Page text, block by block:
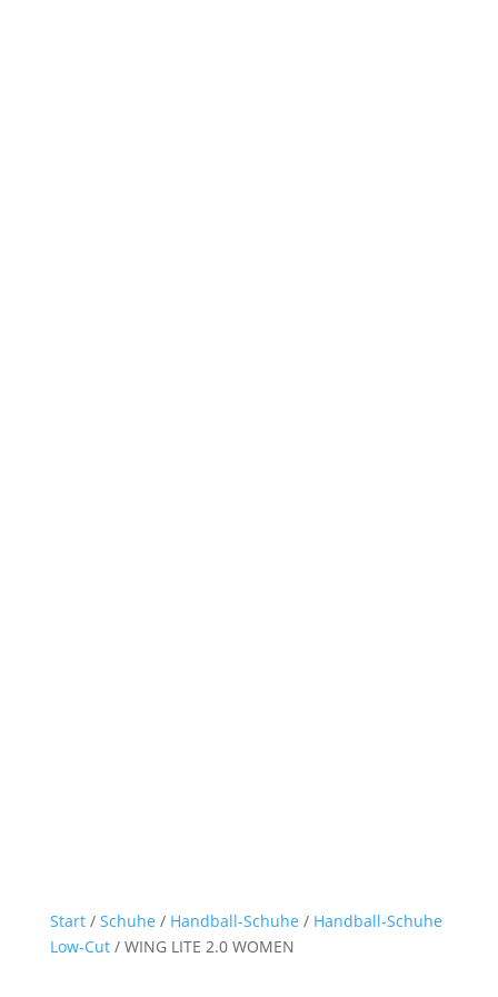
Start/ Schuhe / Handball-Schuhe / Handball-Schuhe
Low-Cut/ WING LITE 2.0 WOMEN